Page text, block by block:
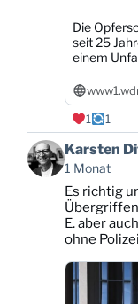
Die
seit 25
einem
1
1
Beitrag
von
Karsten
Dittmann
Bluesky
ansehen
Karsten
1 Monat
Es richtig
E. aber
ohne